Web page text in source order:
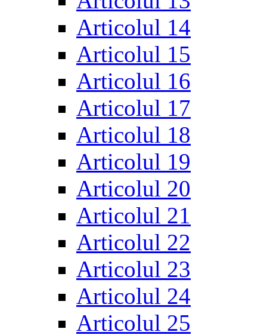
Articolul 14
Articolul 15
Articolul 16
Articolul 17
Articolul 18
Articolul 19
Articolul 20
Articolul 21
Articolul 22
Articolul 23
Articolul 24
Articolul 25